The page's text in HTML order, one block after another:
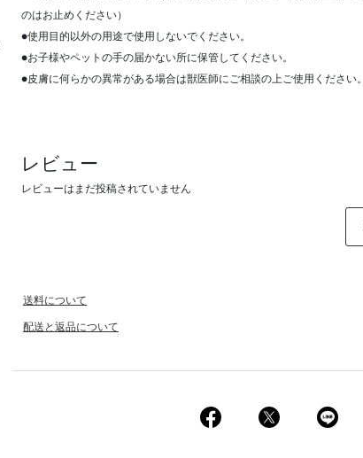
のはお止めください）
●使用目的以外の用途で使用しないでください。
●お子様やペットの手の届かない所に保管してください。
●皮膚に何らかの異常がある場合は獣医師にご相談の上ご使用ください。
レビュー
レビューはまだ投稿されていません
送料について
配送と返品について